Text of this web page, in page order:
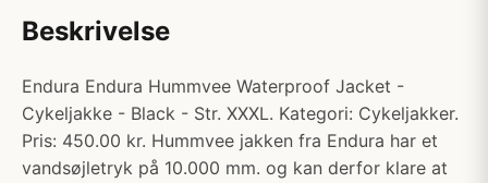
Beskrivelse
Endura Endura Hummvee Waterproof Jacket -
Cykeljakke - Black - Str. XXXL. Kategori: Cykeljakker.
Pris: 450.00 kr. Hummvee jakken fra Endura har et
vandsøjletryk på 10.000 mm. og kan derfor klare at